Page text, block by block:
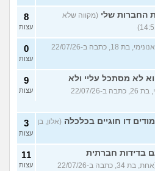
החברות שלי (מקווה שלא
8
עצות
(אנונימי, בת 18, כתבה ב-22/07/26
0
עצות
לא מסתכל עליי ולא
(כינוי, בת 26, כתבה ב-22/07/26
9
עצות
דו חוגיים בכלכלה (אלון, בן
3
עצות
בדידות חברתית
(אחת, בת 34, כתבה ב-22/07/26
11
עצות